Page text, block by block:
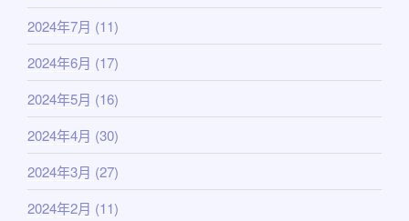
2024年7月 (11)
2024年6月 (17)
2024年5月 (16)
2024年4月 (30)
2024年3月 (27)
2024年2月 (11)